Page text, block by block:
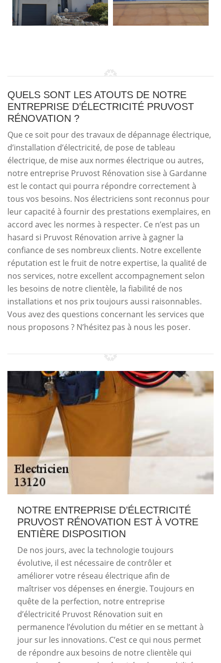
QUELS SONT LES ATOUTS DE NOTRE
ENTREPRISE D’ÉLECTRICITÉ PRUVOST
RÉNOVATION ?
Que ce soit pour des travaux de dépannage électrique,
d’installation d’électricité, de pose de tableau
électrique, de mise aux normes électrique ou autres,
notre entreprise Pruvost Rénovation sise à Gardanne
est le contact qui pourra répondre correctement à
tous vos besoins. Nos électriciens sont reconnus pour
leur capacité à fournir des prestations exemplaires, en
accord avec les normes à respecter. Ce n’est pas un
hasard si Pruvost Rénovation arrive à gagner la
confiance de ses nombreux clients. Notre excellente
réputation est le fruit de notre expertise, la qualité de
nos services, notre excellent accompagnement selon
les besoins de notre clientèle, la fiabilité de nos
installations et nos prix toujours aussi raisonnables.
Vous avez des questions concernant les services que
nous proposons ? N’hésitez pas à nous les poser.
NOTRE ENTREPRISE D’ÉLECTRICITÉ
PRUVOST RÉNOVATION EST À VOTRE
ENTIÈRE DISPOSITION
De nos jours, avec la technologie toujours
évolutive, il est nécessaire de contrôler et
améliorer votre réseau électrique afin de
maîtriser vos dépenses en énergie. Toujours en
quête de la perfection, notre entreprise
d’électricité Pruvost Rénovation suit en
permanence l’évolution du métier en se mettant à
jour sur les innovations. C’est ce qui nous permet
de répondre aux besoins de notre clientèle qui